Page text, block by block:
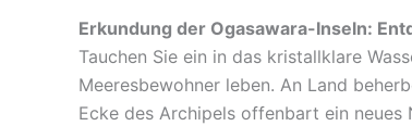
Erkundung der Ogasawara-Inseln:
Tauchen Sie ein in das kristallklare
Meeresbewohner leben. An Land
Ecke des Archipels offenbart ein